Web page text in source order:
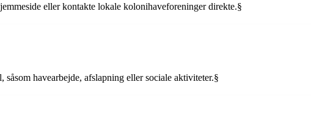
eller kontakte lokale kolonihaveforeninger direkte.§
havearbejde, afslapning eller sociale aktiviteter.§